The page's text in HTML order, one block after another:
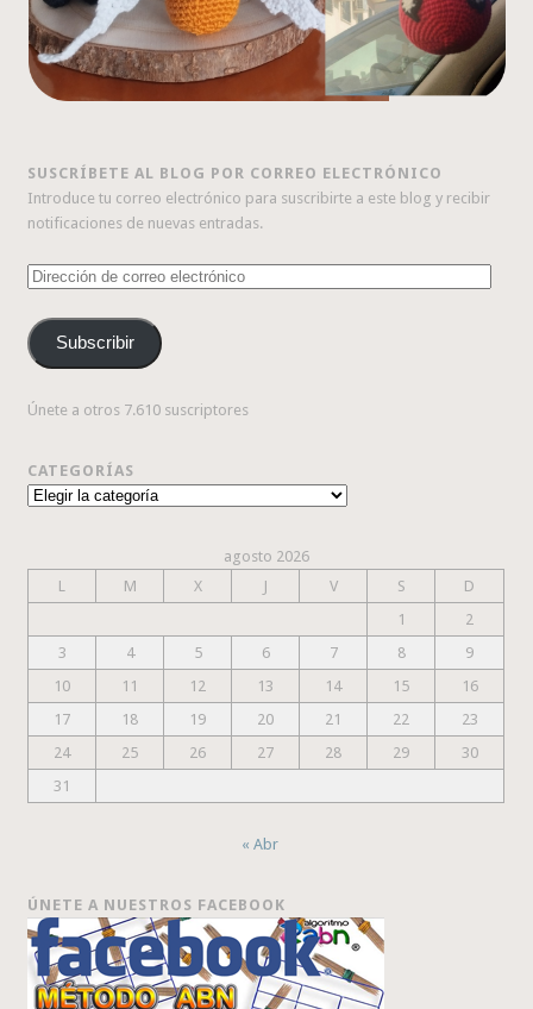
SUSCRÍBETE AL BLOG POR CORREO ELECTRÓNICO
Introduce tu correo electrónico para suscribirte a este blog y recibir
notificaciones de nuevas entradas.
Dirección
correo
electrónico
Subscribir
Únete a otros 7.610 suscriptores
CATEGORÍAS
Categorías
agosto 2026
L
M X J V S
D
1
2
3
4 5 6 7 8
9
10
11 12 13 14 15
16
17
18 19 20 21 22
23
24
25 26 27 28 29
30
31
« Abr
ÚNETE A NUESTROS FACEBOOK